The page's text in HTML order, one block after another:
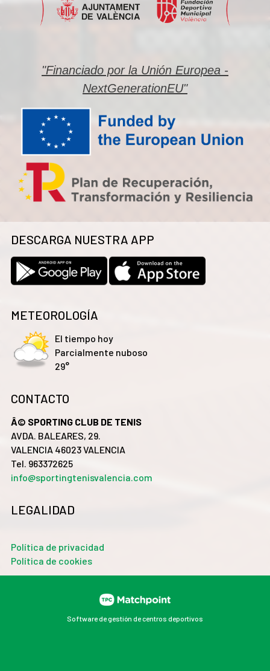
"Financiado por la Unión Europea -
NextGenerationEU"
DESCARGA NUESTRA APP
METEOROLOGÍA
El tiempo hoy
Parcialmente nuboso
29°
CONTACTO
Â© SPORTING CLUB DE TENIS
AVDA. BALEARES, 29.
VALENCIA 46023 VALENCIA
Tel. 963372625
info@sportingtenisvalencia.com
LEGALIDAD
Política de privacidad
Política de cookies
Software de gestión de centros deportivos